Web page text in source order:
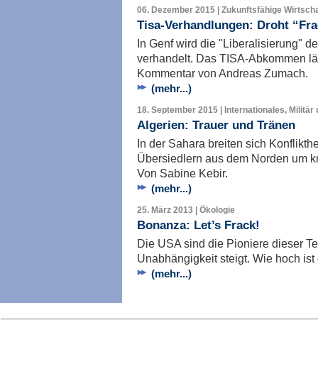
06. Dezember 2015 | Zukunftsfähige
Tisa-Verhandlungen: Droht
In Genf wird die "Liberalisierung"
verhandelt. Das TISA-Abkommen
Kommentar von Andreas Zumach.
(mehr...)
18. September 2015 | Internationales, Militär
Algerien: Trauer und Tränen
In der Sahara breiten sich
Übersiedlern aus dem Norden um
Von Sabine Kebir.
(mehr...)
25. März 2013 | Ökologie
Bonanza: Let’s Frack!
Die USA sind die Pioniere dieser
Unabhängigkeit steigt. Wie hoch
(mehr...)